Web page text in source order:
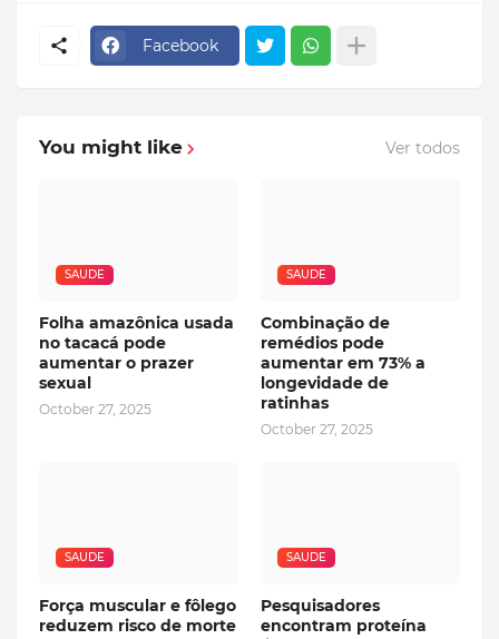
Facebook
You might like Ver todos
SAUDE
Folha amazônica usada
no tacacá pode
aumentar o prazer
sexual
October 27, 2025
SAUDE
Combinação de
remédios pode
aumentar em 73% a
longevidade de
ratinhas
October 27, 2025
SAUDE
Força muscular e fôlego
reduzem risco de morte
SAUDE
Pesquisadores
encontram proteína